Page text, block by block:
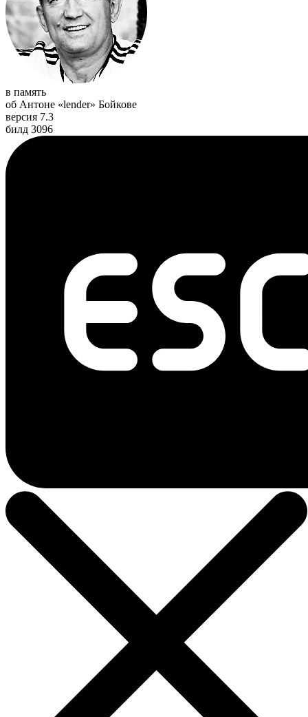
в память
об Антоне «lender» Бойкове
версия 7.3
билд 3096